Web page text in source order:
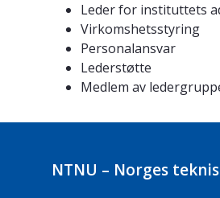
Leder for instituttets
Virkomshetsstyring
Personalansvar
Lederstøtte
Medlem av
NTNU – Norges